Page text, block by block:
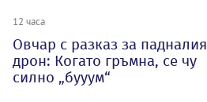
12 часа
Овчар с разказ за падналия
дрон: Когато гръмна, се чу
силно „бууум“